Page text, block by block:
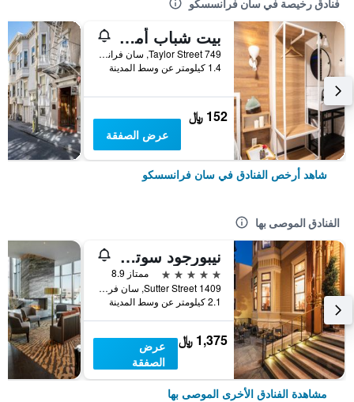
فنادق رخيصة في سان فرانسسكو
بيت شباب أمستردام
749 Taylor Street, سان فرانسسكو, CA, الولايات المتحدة الأميريكية
1.4 كيلومتر عن وسط المدينة
152 ﷼
عرض الصفقة
شاهد أرخص الفنادق في سان فرانسسكو
الفنادق الموصى بها
نيبورجود سوتر مانشن
5 نجوم
ممتاز 8.9
1409 Sutter Street, سان فرانسسكو, CA, الولايات المتحدة الأميريكية
2.1 كيلومتر عن وسط المدينة
1,375 ﷼
عرض
الصفقة
مشاهدة الفنادق الأخرى الموصى بها